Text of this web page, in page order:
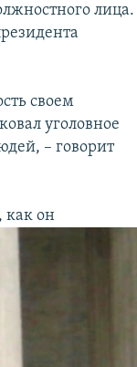
лица.
своем
уголовное
– говорит
как он